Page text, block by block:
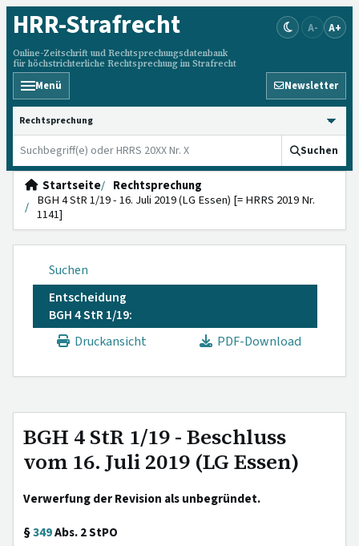
HRR-Strafrecht
Online-Zeitschrift und Rechtsprechungsdatenbank
für höchstrichterliche Rechtsprechung im Strafrecht
A- A+
Menü Newsletter
HRRS durchsuchen
Suchen
Startseite
Rechtsprechung
BGH 4 StR 1/19 - 16. Juli 2019 (LG Essen) [= HRRS 2019 Nr.
1141]
Suchen
Entscheidung
BGH 4 StR 1/19:
Druckansicht
PDF-Download
BGH 4 StR 1/19 - Beschluss
vom 16. Juli 2019 (LG Essen)
Verwerfung der Revision als unbegründet.
§349Abs. 2 StPO